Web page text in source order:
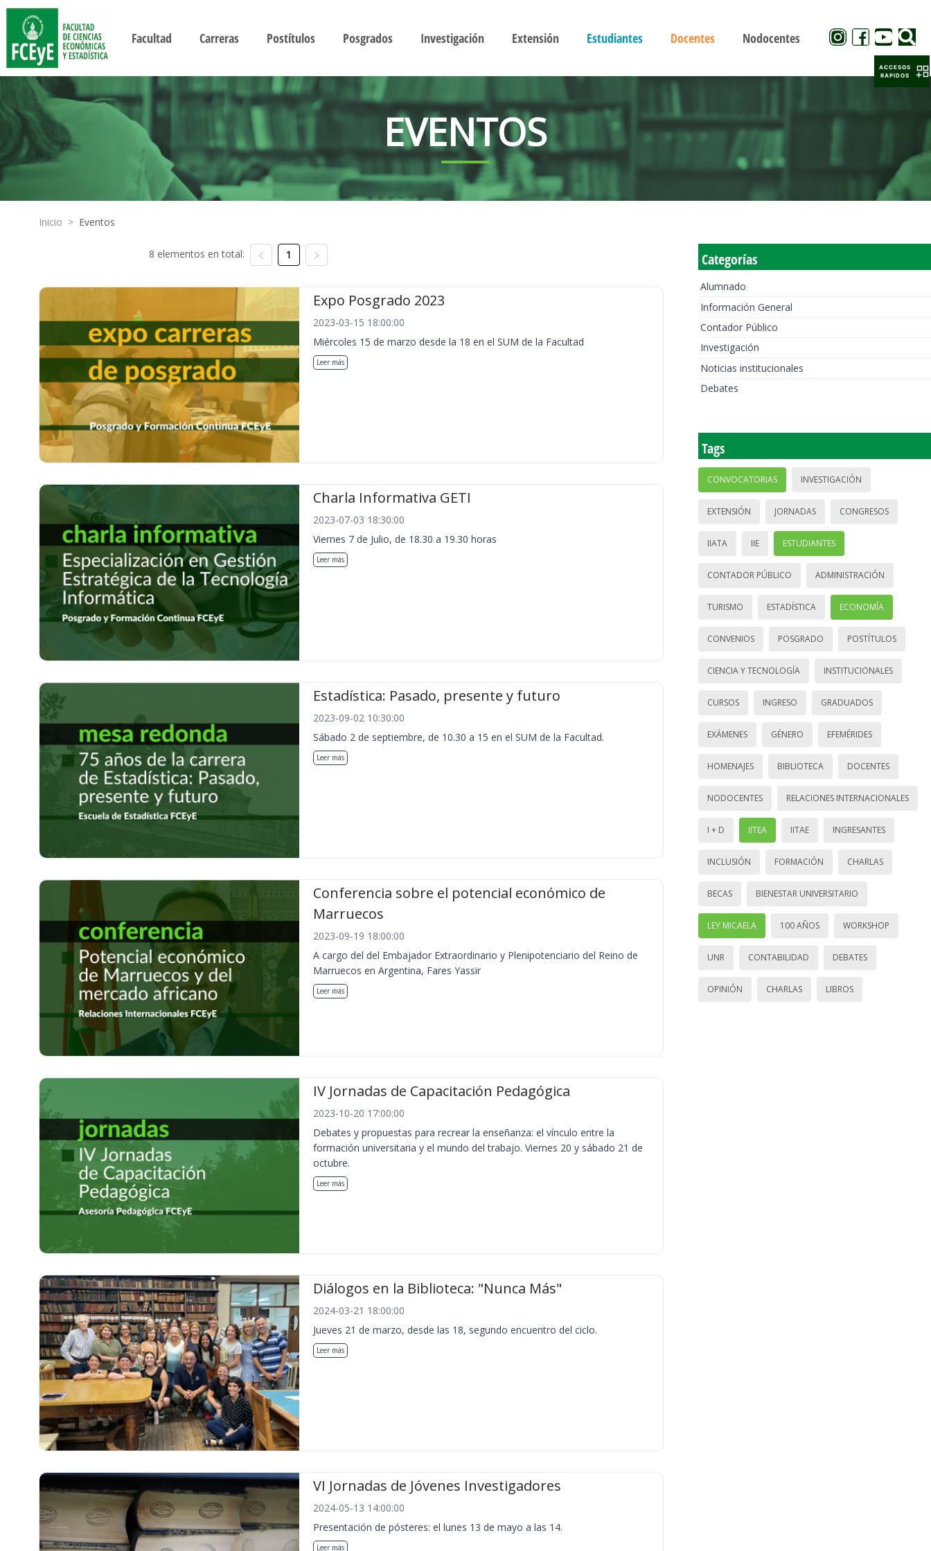
Facultad Carreras Postítulos Posgrados Investigación Extensión Estudiantes Docentes Nodocentes
EVENTOS
Inicio > Eventos
8 elementos en total: 1
Expo Posgrado 2023
2023-03-15 18:00:00
Miércoles 15 de marzo desde la 18 en el SUM de la Facultad
Leer más
Charla Informativa GETI
2023-07-03 18:30:00
Viernes 7 de Julio, de 18.30 a 19.30 horas
Leer más
Estadística: Pasado, presente y futuro
2023-09-02 10:30:00
Sábado 2 de septiembre, de 10.30 a 15 en el SUM de la Facultad.
Leer más
Conferencia sobre el potencial económico de
Marruecos
2023-09-19 18:00:00
A cargo del del Embajador Extraordinario y Plenipotenciario del Reino de
Marruecos en Argentina, Fares Yassir
Leer más
IV Jornadas de Capacitación Pedagógica
2023-10-20 17:00:00
Debates y propuestas para recrear la enseñanza: el vínculo entre la
formación universitaria y el mundo del trabajo. Viernes 20 y sábado 21 de
octubre.
Leer más
Diálogos en la Biblioteca: "Nunca Más"
2024-03-21 18:00:00
Jueves 21 de marzo, desde las 18, segundo encuentro del ciclo.
Leer más
VI Jornadas de Jóvenes Investigadores
2024-05-13 14:00:00
Presentación de pósteres: el lunes 13 de mayo a las 14.
Leer más
Categorías
Alumnado
Información General
Contador Público
Investigación
Noticias institucionales
Debates
Tags
CONVOCATORIAS INVESTIGACIÓN
EXTENSIÓN JORNADAS CONGRESOS
IIATA IIE ESTUDIANTES
CONTADOR PÚBLICO ADMINISTRACIÓN
TURISMO ESTADÍSTICA ECONOMÍA
CONVENIOS POSGRADO POSTÍTULOS
CIENCIA Y TECNOLOGÍA INSTITUCIONALES
CURSOS INGRESO GRADUADOS
EXÁMENES GÉNERO EFEMÉRIDES
HOMENAJES BIBLIOTECA DOCENTES
NODOCENTES RELACIONES INTERNACIONALES
I + D IITEA IITAE INGRESANTES
INCLUSIÓN FORMACIÓN CHARLAS
BECAS BIENESTAR UNIVERSITARIO
LEY MICAELA 100 AÑOS WORKSHOP
UNR CONTABILIDAD DEBATES
OPINIÓN CHARLAS LIBROS
ACCESOS
RAPIDOS